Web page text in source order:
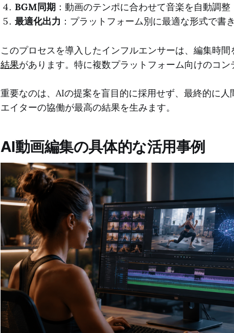
BGM同期 ：動画のテンポに合わせて音楽を自動調整
最適化出力 ：プラットフォーム別に最適な形式で書
このプロセスを導入したインフルエンサーは、編集時
結果があります。特に複数プラットフォーム向けのコン
重要なのは、AIの提案を盲目的に採用せず、最終的に人
エイターの協働が最高の結果を生みます。
AI動画編集の具体的な活用事例